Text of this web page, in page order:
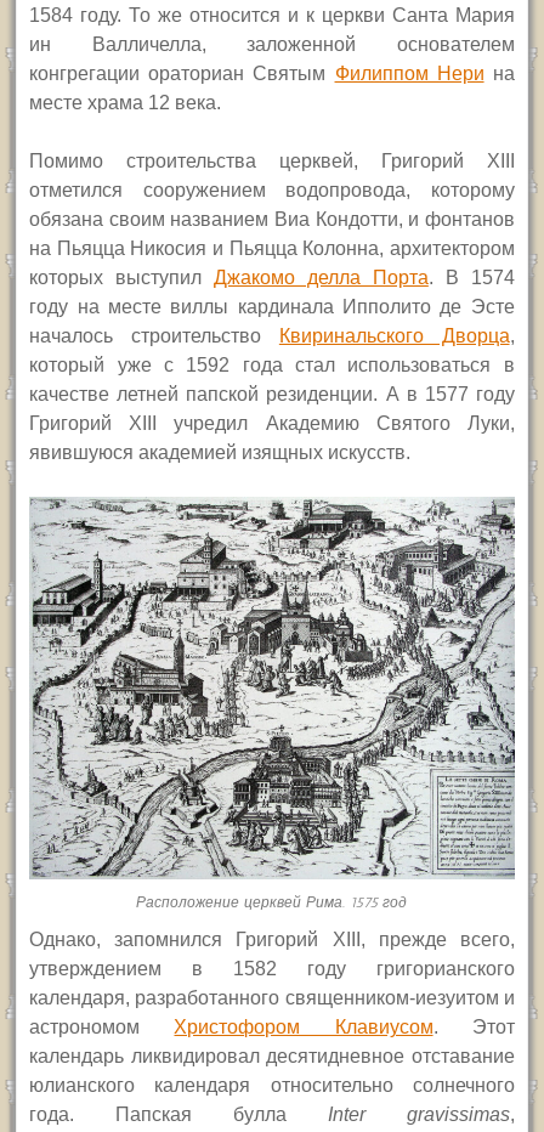
1584 году. То же относится и к церкви Санта Мария
ин Валличелла, заложенной основателем
конгрегации ораториан Святым Филиппом Нери на
месте храма 12 века.
Помимо строительства церквей, Григорий XIII
отметился сооружением водопровода, которому
обязана своим названием Виа Кондотти, и фонтанов
на Пьяцца Никосия и Пьяцца Колонна, архитектором
которых выступилДжакомо делла Порта. В 1574
году на месте виллы кардинала Ипполито де Эсте
началось строительство
Квиринальского Дворца,
который уже с 1592 года стал использоваться в
качестве летней папской резиденции. А в 1577 году
Григорий XIIIучредил Академию Святого Луки,
явившуюся академией изящных искусств.
Расположение церквей Рима. 1575 год
Однако, запомнился Григорий XIII, прежде всего,
утверждением в 1582 году григорианского
календаря, разработанного священником-иезуитом и
астрономом Христофором Клавиусом. Этот
календарь ликвидировал десятидневное отставание
юлианского календаря относительно солнечного
года. Папская булла Inter gravissimas,